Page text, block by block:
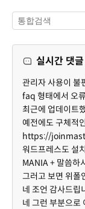
실시간 댓글